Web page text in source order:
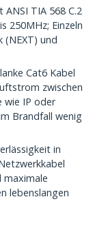
ANSI TIA 568 C.2
250MHz; Einzeln
(NEXT) und
Cat6 Kabel
zwischen
wie IP oder
Brandfall wenig
in
lebenslangen